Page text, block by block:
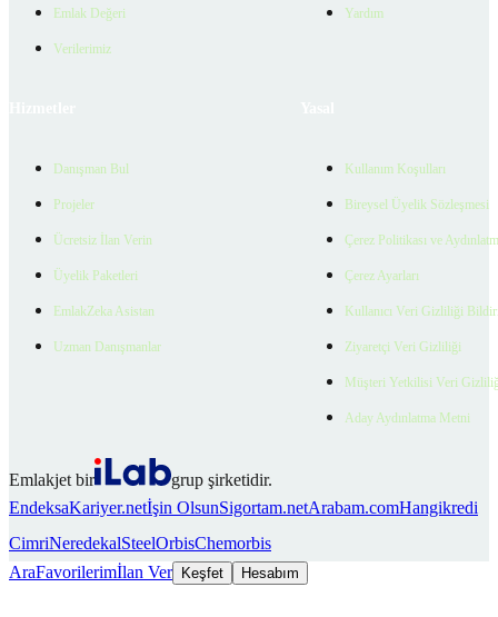
Emlak Değeri
Verilerimiz
Yardım
Danışman Bul
Projeler
Ücretsiz İlan Verin
Üyelik Paketleri
EmlakZeka Asistan
Uzman Danışmanlar
Kullanım Koşulları
Bireysel Üyelik Sözleşmesi
Çerez Politikası ve
Çerez Ayarları
Kullanıcı Veri Gizliliği
Ziyaretçi Veri Gizliliği
Müşteri Yetkilisi Veri
Aday Aydınlatma Metni
Emlakjet bir
grup şirketidir.
EndeksaKariyer.netİşin OlsunSigortam.netArabam.comHangikredi
CimriNeredekalSteelOrbisChemorbis
AraFavorilerimİlan Ver Keşfet Hesabım